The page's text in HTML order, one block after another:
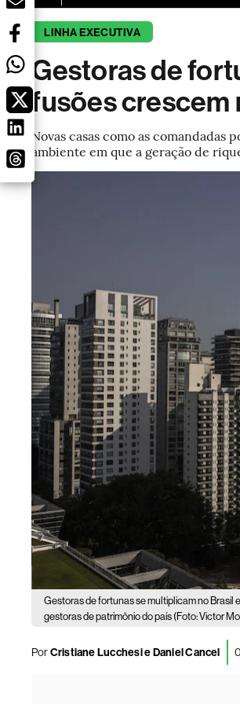
LINHA EXECUTIVA
Gestoras de
fusões crescem
Novas casas como as
ambiente em que a geração de
Gestoras de fortunas se multiplicam no Brasil
gestoras de patrimônio do país (Foto: Victor
PorCristiane Lucchesi e Daniel Cancel